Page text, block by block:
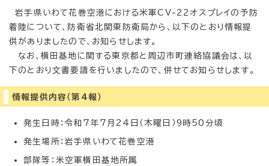
岩手県いわて花巻空港における米軍CV-22オスプレイの予防
着陸について、防衛省北関東防衛局から、以下のとおり情報提
供がありましたので、お知らせします。
なお、横田基地に関する東京都と周辺市町連絡協議会は、以
下のとおり文書要請を行いましたので、併せてお知らせします。
情報提供内容（第4報）
発生日時：令和7年7月24日（木曜日）9時50分頃
発生場所：岩手県いわて花巻空港
部隊等：米空軍横田基地所属